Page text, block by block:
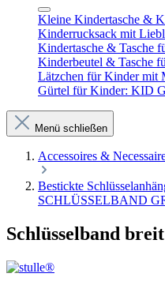
Kleine Kindertasche &
Kinderrucksack mit
Kindertasche & Tasche
Kinderbeutel & Tasche
Lätzchen für Kinder
Gürtel für Kinder: KID
Menü schließen
Accessoires &
Bestickte
SCHLÜSSELBAND
Schlüsselband